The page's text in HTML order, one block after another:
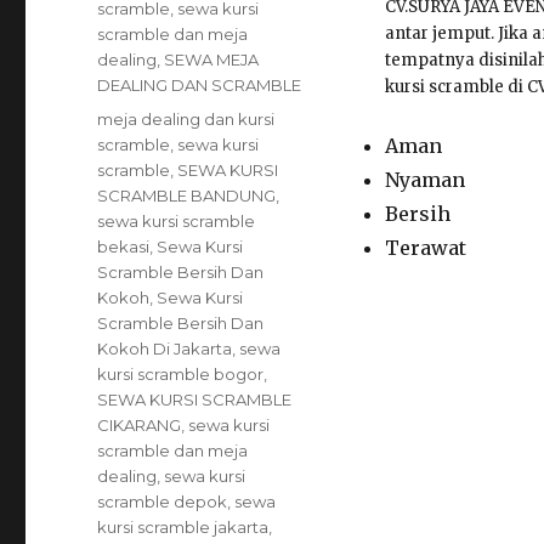
CV.SURYA JAYA
antar jemput. Jika
tempatnya
kursi scramble di
Aman
Nyaman
Bersih
Terawat
scramble, sewa kursi
scramble dan meja
dealing, SEWA MEJA
DEALING DAN SCRAMBLE
Tags
meja dealing dan kursi
scramble, sewa kursi
scramble, SEWA KURSI
SCRAMBLE BANDUNG,
sewa kursi scramble
bekasi, Sewa Kursi
Scramble Bersih Dan
Kokoh, Sewa Kursi
Scramble Bersih Dan
Kokoh Di Jakarta, sewa
kursi scramble bogor,
SEWA KURSI SCRAMBLE
CIKARANG, sewa kursi
scramble dan meja
dealing, sewa kursi
scramble depok, sewa
kursi scramble jakarta,